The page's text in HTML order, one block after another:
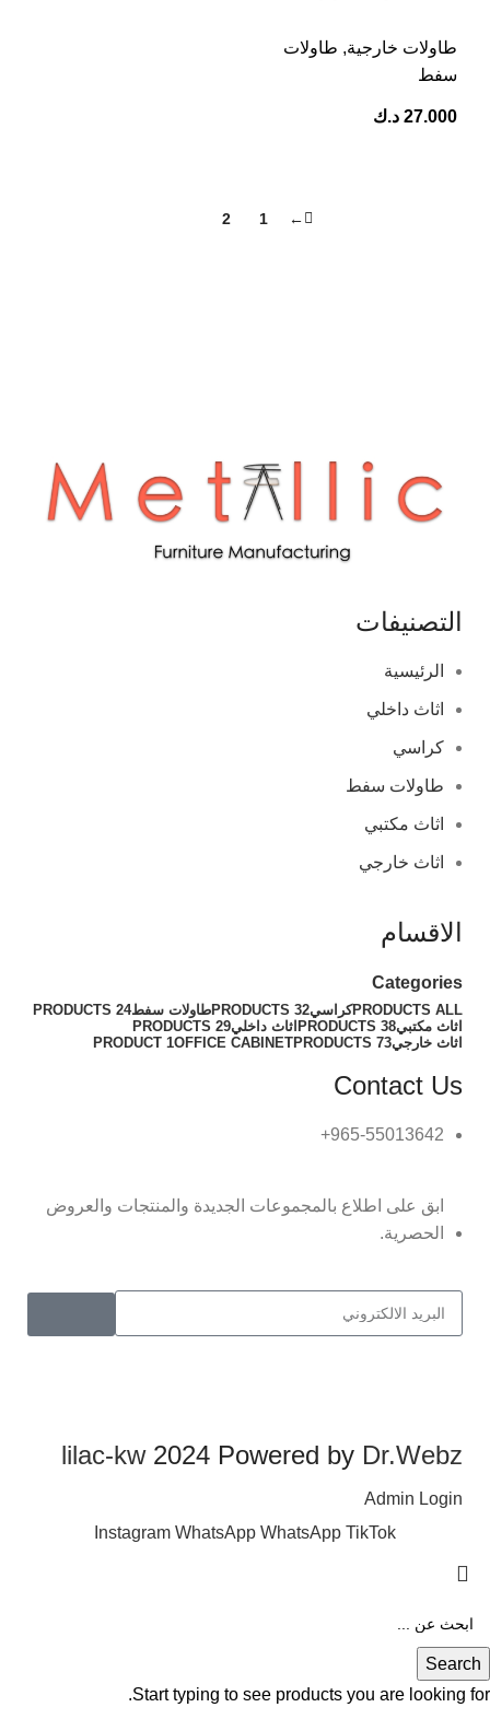
طاولات خارجية, طاولات
سفط
27.000 د.ك
←
1
2
التصنيفات
الرئيسية
اثاث داخلي
كراسي
طاولات سفط
اثاث مكتبي
اثاث خارجي
الاقسام
Categories
ALL
PRODUCTSكراسي32 PRODUCTS طاولات سفط24 PRODUCTS
اثاث مكتبي38 PRODUCTS اثاث داخلي29 PRODUCTS
اثاث خارجي73 PRODUCTS
OFFICE CABINET
1 PRODUCT
Contact Us
965-55013642+
ابق على اطلاع بالمجموعات الجديدة والمنتجات والعروض
الحصرية.
lilac-kw 2024 Powered by Dr.Webz
Admin Login
Instagram WhatsApp WhatsApp TikTok
Search
Start typing to see products you are looking for.